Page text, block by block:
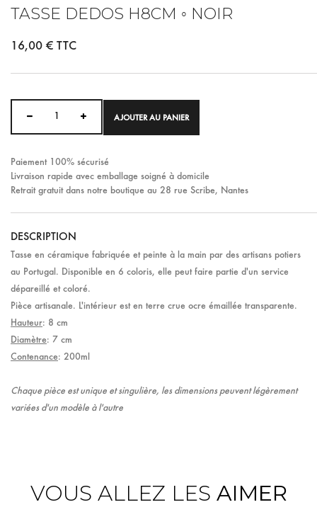
TASSE DEDOS H8CM ◦ NOIR
16,00 € TTC
AJOUTER AU PANIER
Paiement 100% sécurisé
Livraison rapide avec emballage soigné à domicile
Retrait gratuit dans notre boutique au 28 rue Scribe, Nantes
DESCRIPTION
Tasse en céramique fabriquée et peinte à la main par des artisans potiers
au Portugal. Disponible en 6 coloris, elle peut faire partie d'un service
dépareillé et coloré.
Pièce artisanale. L'intérieur est en terre crue ocre émaillée transparente.
Hauteur: 8 cm
Diamètre: 7 cm
Contenance: 200ml
Chaque pièce est unique et singulière, les dimensions peuvent légèrement
variées d'un modèle à l'autre
VOUS ALLEZ LES AIMER